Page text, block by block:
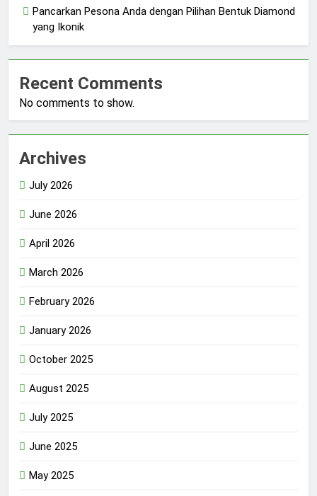
Pancarkan Pesona Anda dengan Pilihan Bentuk Diamond
yang Ikonik
Recent Comments
No comments to show.
Archives
July 2026
June 2026
April 2026
March 2026
February 2026
January 2026
October 2025
August 2025
July 2025
June 2025
May 2025